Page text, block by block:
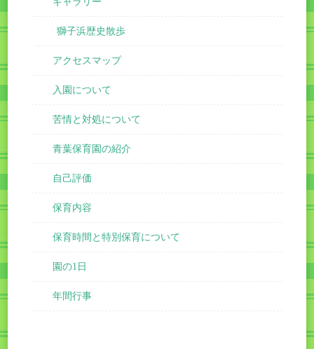
獅子浜歴史散歩
アクセスマップ
入園について
苦情と対処について
青葉保育園の紹介
自己評価
保育内容
保育時間と特別保育について
園の1日
年間行事